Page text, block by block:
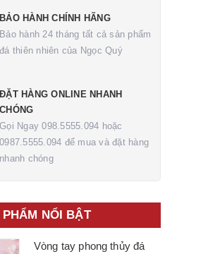
BẢO HÀNH CHÍNH HÃNG
Bảo hành 24 tháng tất cả sản phẩm
đá thiên nhiên của Ngọc Quý
ĐẶT HÀNG ONLINE NHANH
CHÓNG
Gọi Ngay 098.5555.094 hoặc
0987.5555.094 để mua và đặt hàng
nhanh chóng
NỔI BẬT
Vòng tay phong thủy đá